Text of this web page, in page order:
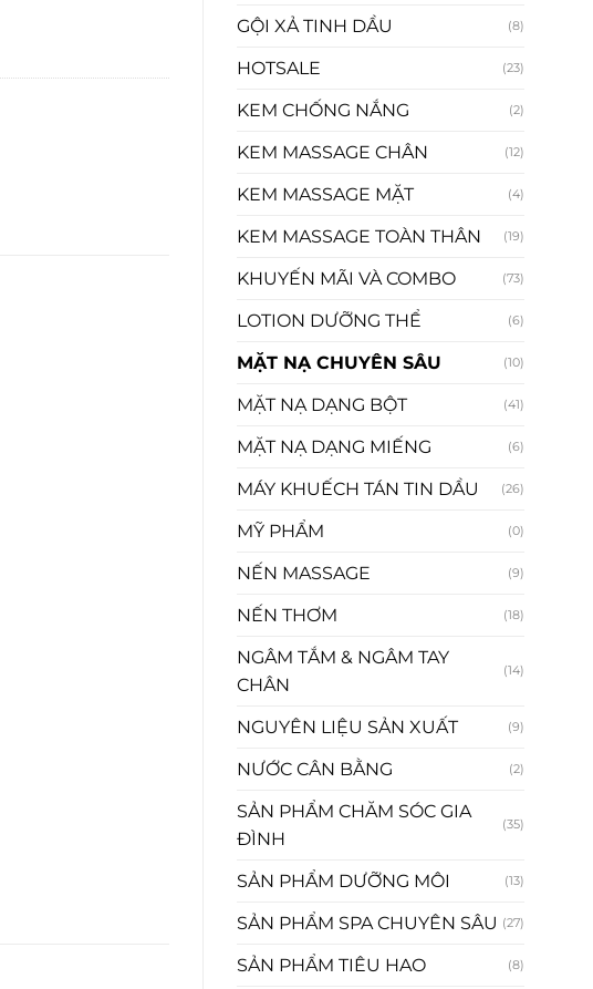
GỘI XẢ TINH DẦU (8)
HOTSALE (23)
KEM CHỐNG NẮNG (2)
KEM MASSAGE CHÂN (12)
KEM MASSAGE MẶT (4)
KEM MASSAGE TOÀN THÂN (19)
KHUYẾN MÃI VÀ COMBO (73)
LOTION DƯỠNG THỂ (6)
MẶT NẠ CHUYÊN SÂU (10)
MẶT NẠ DẠNG BỘT (41)
MẶT NẠ DẠNG MIẾNG (6)
MÁY KHUẾCH TÁN TIN DẦU (26)
MỸ PHẨM (0)
NẾN MASSAGE (9)
NẾN THƠM (18)
NGÂM TẮM & NGÂM TAY
CHÂN
(14)
NGUYÊN LIỆU SẢN XUẤT (9)
NƯỚC CÂN BẰNG (2)
SẢN PHẨM CHĂM SÓC GIA
ĐÌNH
(35)
SẢN PHẨM DƯỠNG MÔI (13)
SẢN PHẨM SPA CHUYÊN SÂU (27)
SẢN PHẨM TIÊU HAO (8)